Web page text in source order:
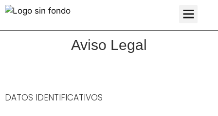
Aviso Legal
DATOS IDENTIFICATIVOS